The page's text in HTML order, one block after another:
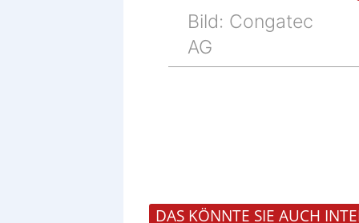
Bild: Congatec
AG
DAS KÖNNTE SIE AUCH